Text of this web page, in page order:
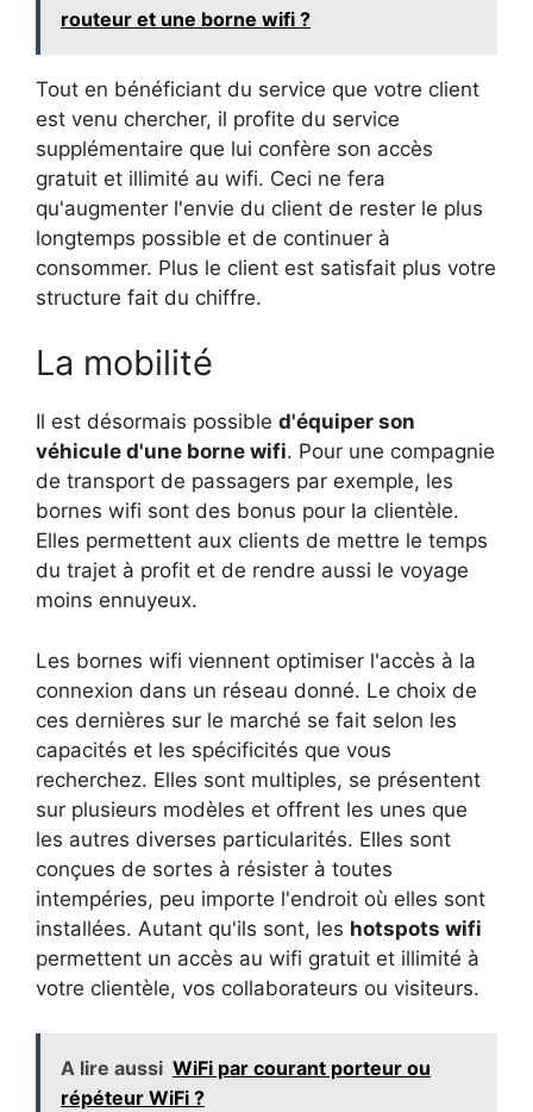
routeur et une borne wifi ?
Tout en bénéficiant du service que votre client
est venu chercher, il profite du service
supplémentaire que lui confère son accès
gratuit et illimité au wifi. Ceci ne fera
qu'augmenter l'envie du client de rester le plus
longtemps possible et de continuer à
consommer. Plus le client est satisfait plus votre
structure fait du chiffre.
La mobilité
Il est désormais possible d'équiper son
véhicule d'une borne wifi. Pour une compagnie
de transport de passagers par exemple, les
bornes wifi sont des bonus pour la clientèle.
Elles permettent aux clients de mettre le temps
du trajet à profit et de rendre aussi le voyage
moins ennuyeux.
Les bornes wifi viennent optimiser l'accès à la
connexion dans un réseau donné. Le choix de
ces dernières sur le marché se fait selon les
capacités et les spécificités que vous
recherchez. Elles sont multiples, se présentent
sur plusieurs modèles et offrent les unes que
les autres diverses particularités. Elles sont
conçues de sortes à résister à toutes
intempéries, peu importe l'endroit où elles sont
installées. Autant qu'ils sont, les hotspots wifi
permettent un accès au wifi gratuit et illimité à
votre clientèle, vos collaborateurs ou visiteurs.
A lire aussi WiFi par courant porteur ou
répéteur WiFi ?